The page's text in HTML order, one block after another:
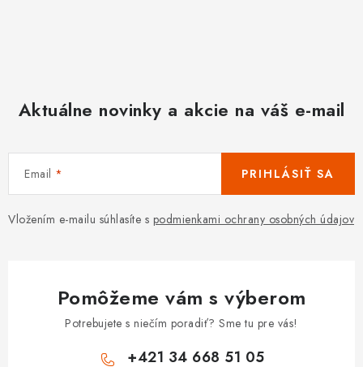
Aktuálne novinky a akcie na váš e-mail
Email
Vložením e-mailu súhlasíte s podmienkami ochrany osobných údajov
PRIHLÁSIŤ SA
Pomôžeme vám s výberom
Potrebujete s niečím poradiť? Sme tu pre vás!
+421 34 668 51 05